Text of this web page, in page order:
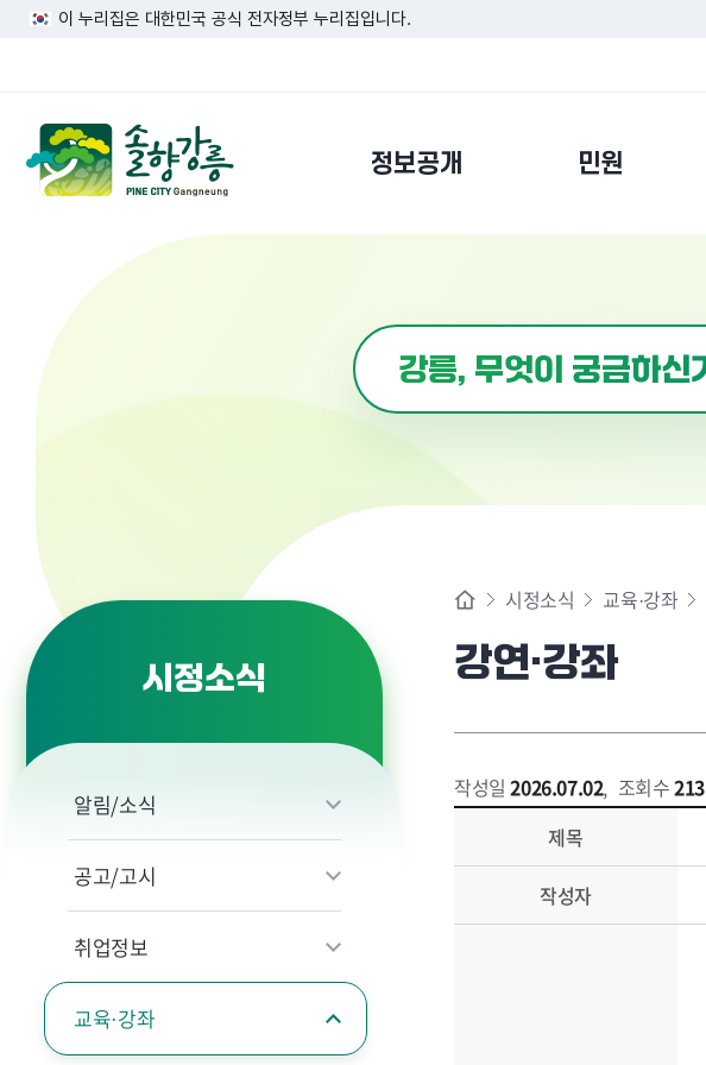
이 누리집은 대한민국 공식 전자정부 누리집입니다.
정보공개 민원
시정소식
알림/소식
공고/고시
취업정보
교육·강좌
시정소식 교육·강좌
강연·강좌
작성일2026.07.02, 조회수213
제목
작성자